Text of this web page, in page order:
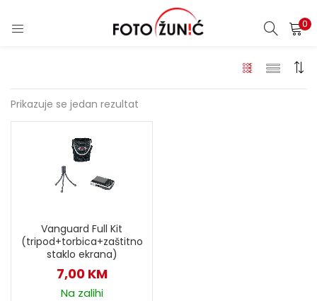
0
Prikazuje se jedan rezultat
Vanguard Full Kit
(tripod+torbica+zaštitno
staklo ekrana)
7,00 KM
Na zalihi